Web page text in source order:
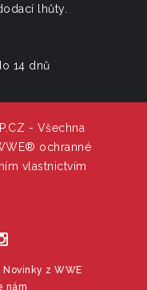
lhůty.
14 dnů
- Všechna
ochranné
vlastnictvím
Novinky z WWE
nám